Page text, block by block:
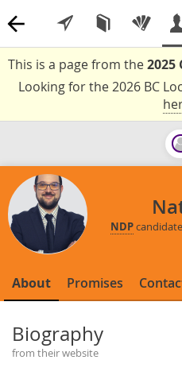
This is a page from the2025
Looking for the 2026 BC
NDP
About Promises
Biography
from their website